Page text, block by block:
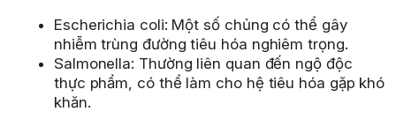
Escherichia coli: Một số chủng có thể gây
nhiễm trùng đường tiêu hóa nghiêm trọng.
Salmonella: Thường liên quan đến ngộ độc
thực phẩm, có thể làm cho hệ tiêu hóa gặp khó
khăn.